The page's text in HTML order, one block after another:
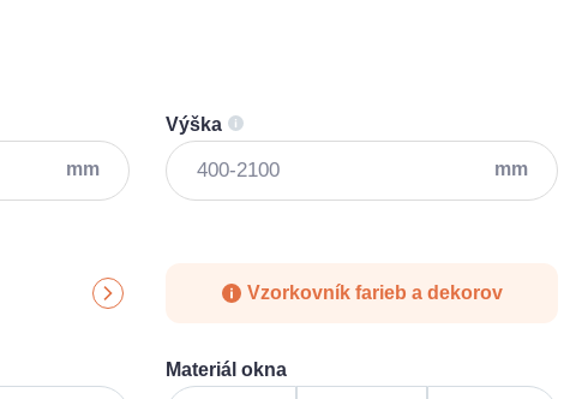
mm
Výška
mm
Vzorkovník farieb a dekorov
Materiál okna